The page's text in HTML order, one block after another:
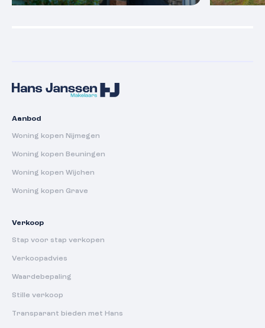
Aanbod
Woning kopen Nijmegen
Woning kopen Beuningen
Woning kopen Wijchen
Woning kopen Grave
Verkoop
Stap voor stap verkopen
Verkoopadvies
Waardebepaling
Stille verkoop
Transparant bieden met Hans